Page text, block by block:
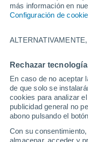
más información en
Configuración de
ALTERNATIVAMENTE,
Rechazar
En caso de no aceptar
de que solo se
cookies para analizar
publicidad general no
abono pulsando el
Con su
almacenar, acceder y